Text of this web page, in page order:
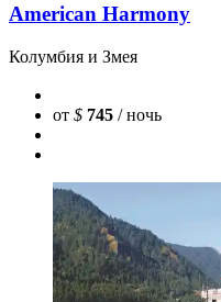
American Harmony
Колумбия и Змея
от $ 745 / ночь